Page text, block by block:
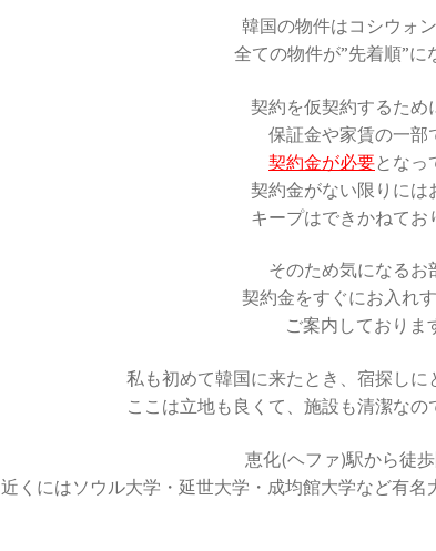
韓国の物件はコシウォ
全ての物件が”先着順”に
契約を仮契約するため
保証金や家賃の一部
契約金が必要となっ
契約金がない限りには
キープはできかねてお
そのため気になるお
契約金をすぐにお入れ
ご案内しておりま
私も初めて韓国に来たとき、宿探しに
ここは立地も良くて、施設も清潔なの
恵化(ヘファ)駅から徒歩
近くにはソウル大学・延世大学・成均館大学など有